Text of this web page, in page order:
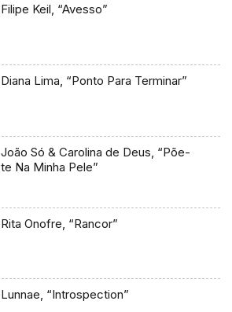
Filipe Keil, “Avesso”
Diana Lima, “Ponto Para Terminar”
João Só & Carolina de Deus, “Põe-
te Na Minha Pele”
Rita Onofre, “Rancor”
Lunnae, “Introspection”